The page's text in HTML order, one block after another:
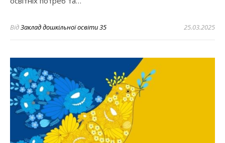
ВідЗаклад дошкільної освіти 35 25.03.2025